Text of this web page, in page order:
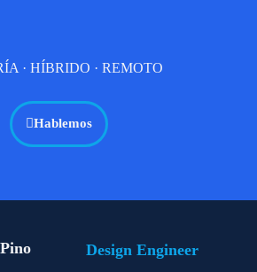
· HÍBRIDO · REMOTO
Hablemos
Design Engineer